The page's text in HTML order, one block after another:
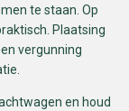
te staan. Op
Plaatsing
vergunning
en houd